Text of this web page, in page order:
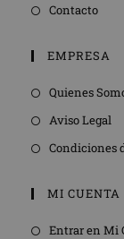
Contacto
EMPRESA
Quienes
Aviso Legal
Condiciones
MI CUENTA
Entrar en Mi